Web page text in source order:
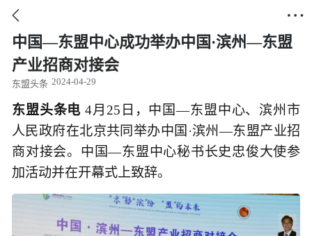
 
中国—东盟中心成功举办中国·滨州—东盟
产业招商对接会
东盟头条 2024-04-29
东盟头条电 4月25日，中国—东盟中心、滨州市
人民政府在北京共同举办中国·滨州—东盟产业招
商对接会。中国—东盟中心秘书长史忠俊大使参
加活动并在开幕式上致辞。